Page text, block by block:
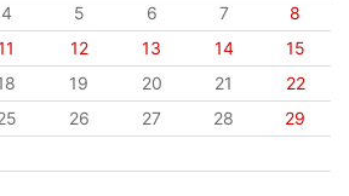
4 5 6 7
8
12 13 14
15
19 20 21
22
26 27 28
29